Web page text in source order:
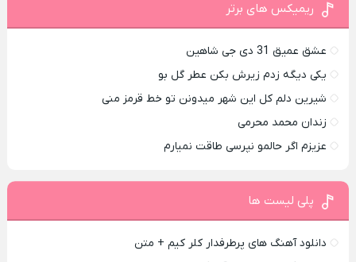
ریمیکس های برتر
عشق عمیق 31 دی جی شاهین
یکی دیگه زدم زیرش بکن عطر گل بو
شیرین دلم کل این شهر میدونن تو خط قرمز منی
زندان محمد محرمی
عزیزم اگر حالمو نپرسی طاقت نمیارم
پلی لیست ها
دانلود آهنگ های پرطرفدار کلر کیم + متن